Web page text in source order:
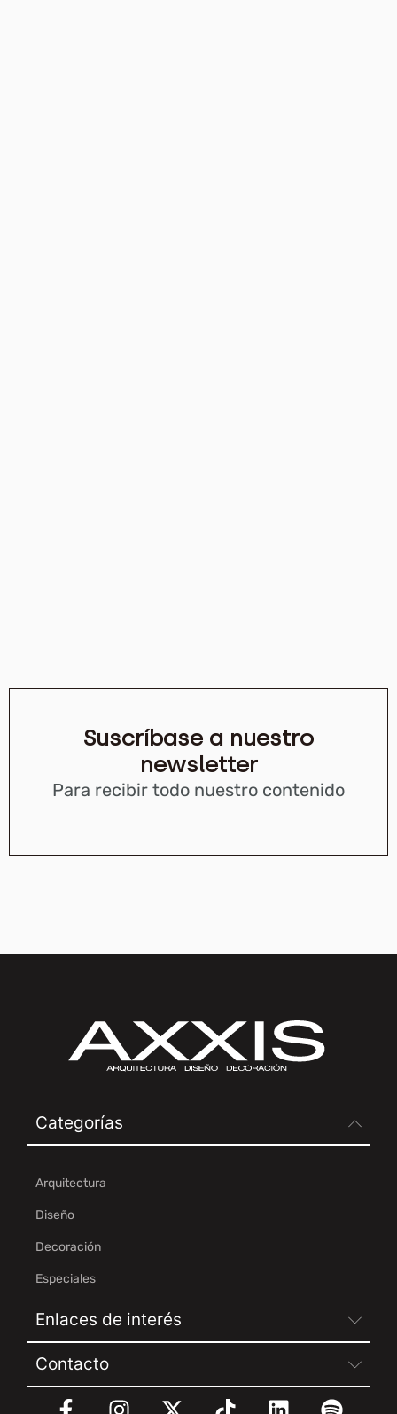
Suscríbase a nuestro
newsletter
Para recibir todo nuestro contenido
Categorías
Arquitectura
Diseño
Decoración
Especiales
Enlaces de interés
Contacto